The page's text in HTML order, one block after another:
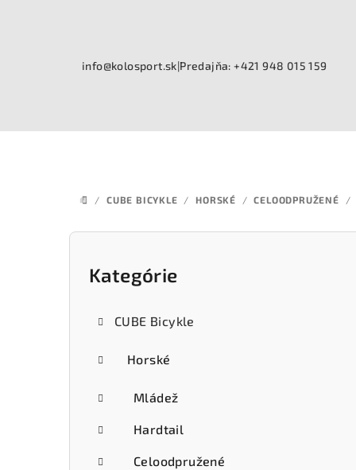
info@kolosport.sk|Predajňa: +421 948 015 159
DOMOV
/ CUBE BICYKLE / HORSKÉ / CELOODPRUŽENÉ /
Preskočiť
Kategórie
CUBE Bicykle
Horské
Mládež
Hardtail
Celoodpružené